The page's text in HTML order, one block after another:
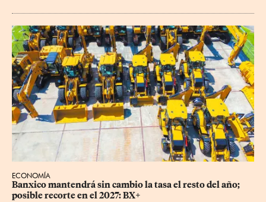
ECONOMÍA
Banxico mantendrá sin cambio la tasa el resto del año;
posible recorte en el 2027: BX+